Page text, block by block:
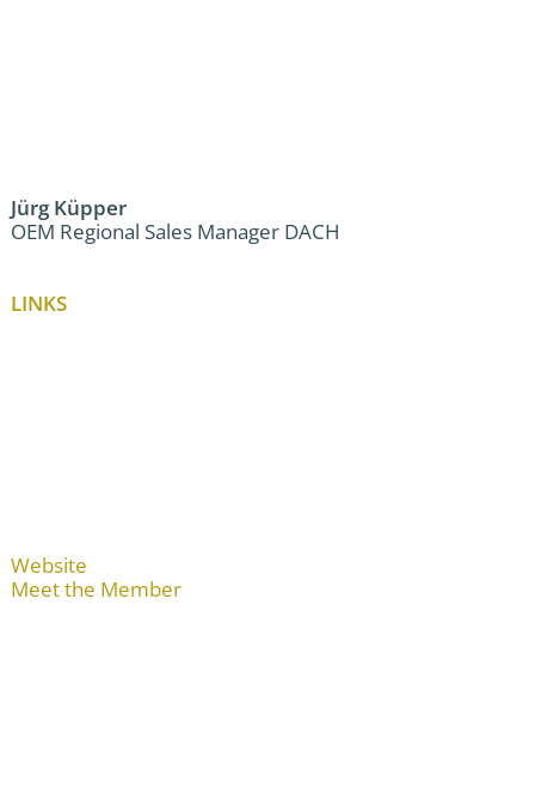
Jürg Küpper
OEM Regional Sales Manager DACH
LINKS
Website
Meet the Member